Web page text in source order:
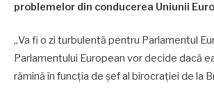
problemelor din conducerea Uniunii
„Va fi o zi turbulentă pentru Parlamentul
Parlamentului European vor decide dacă
rămînă în funcția de șef al birocrației de la